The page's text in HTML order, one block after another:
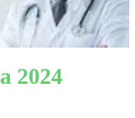
2024